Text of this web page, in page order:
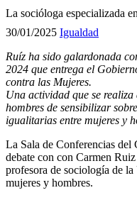
La socióloga especializada
30/01/2025 Igualdad
Ruíz ha sido galardonada
2024 que entrega el
contra las Mujeres.
Una actividad que se
hombres de sensibilizar
igualitarias entre mujeres y
La Sala de Conferencias del
debate con con Carmen
profesora de sociología de
mujeres y hombres.